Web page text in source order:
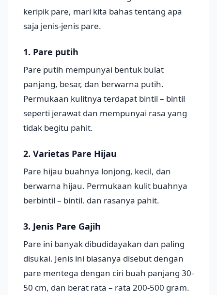
keripik pare, mari kita bahas tentang apa
saja jenis-jenis pare.
1. Pare putih
Pare putih mempunyai bentuk bulat
panjang, besar, dan berwarna putih.
Permukaan kulitnya terdapat bintil – bintil
seperti jerawat dan mempunyai rasa yang
tidak begitu pahit.
2. Varietas Pare Hijau
Pare hijau buahnya lonjong, kecil, dan
berwarna hijau. Permukaan kulit buahnya
berbintil – bintil. dan rasanya pahit.
3. Jenis Pare Gajih
Pare ini banyak dibudidayakan dan paling
disukai. Jenis ini biasanya disebut dengan
pare mentega dengan ciri buah panjang 30-
50 cm, dan berat rata – rata 200-500 gram.